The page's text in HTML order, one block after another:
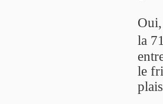
la 71
le